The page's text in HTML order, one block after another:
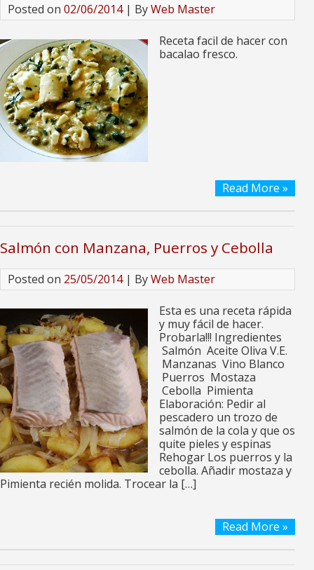
Posted on 02/06/2014| ByWeb Master
Receta facil de hacer con
bacalao fresco.
Read More »
Salmón con Manzana, Puerros y Cebolla
Posted on 25/05/2014| ByWeb Master
Esta es una receta rápida
y muy fácil de hacer.
Probarla!!! Ingredientes
Salmón Aceite Oliva V.E.
Manzanas Vino Blanco
Puerros Mostaza
Cebolla Pimienta
Elaboración: Pedir al
pescadero un trozo de
salmón de la cola y que os
quite pieles y espinas
Rehogar Los puerros y la
cebolla. Añadir mostaza y
Pimienta recién molida. Trocear la […]
Read More »